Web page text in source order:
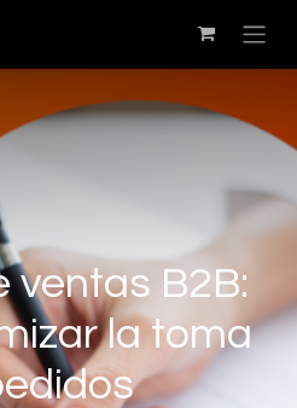
ventas B2B:
la toma